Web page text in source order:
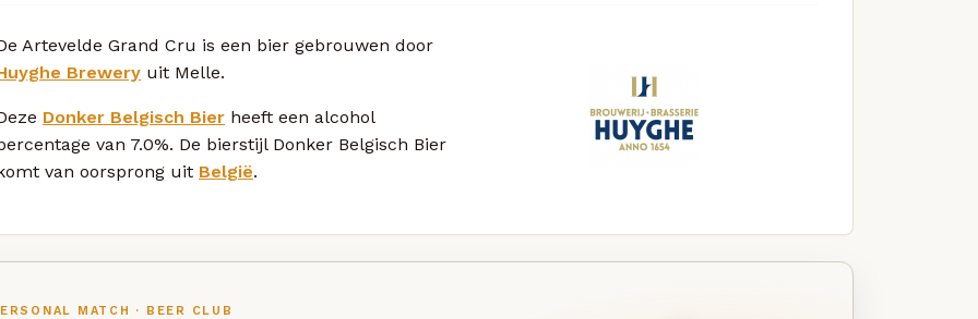
Artevelde Grand Cru is een bier gebrouwen door
Brewery uit Melle.
Donker Belgisch Bier heeft een alcohol
van 7.0%. De bierstijl Donker Belgisch Bier
van oorsprong uit België.
MATCH · BEER CLUB